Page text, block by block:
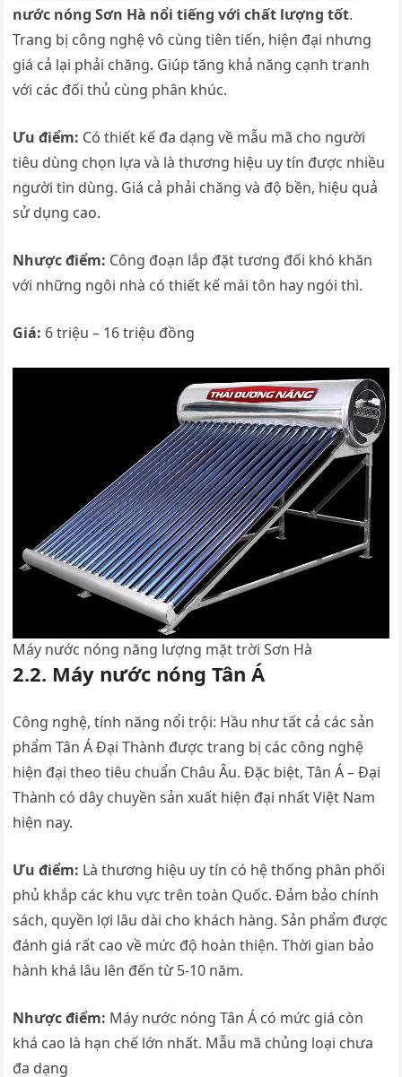
nước nóng Sơn Hà nổi tiếng với chất lượng tốt.
Trang bị công nghệ vô cùng tiên tiến, hiện đại nhưng
giá cả lại phải chăng. Giúp tăng khả năng cạnh tranh
với các đối thủ cùng phân khúc.
Ưu điểm: Có thiết kế đa dạng về mẫu mã cho người
tiêu dùng chọn lựa và là thương hiệu uy tín được nhiều
người tin dùng. Giá cả phải chăng và độ bền, hiệu quả
sử dụng cao.
Nhược điểm: Công đoạn lắp đặt tương đối khó khăn
với những ngôi nhà có thiết kế mái tôn hay ngói thì.
Giá: 6 triệu – 16 triệu đồng
Máy nước nóng năng lượng mặt trời Sơn Hà
2.2. Máy nước nóng Tân Á
Công nghệ, tính năng nổi trội: Hầu như tất cả các sản
phẩm Tân Á Đại Thành được trang bị các công nghệ
hiện đại theo tiêu chuẩn Châu Âu. Đặc biệt, Tân Á – Đại
Thành có dây chuyền sản xuất hiện đại nhất Việt Nam
hiện nay.
Ưu điểm: Là thương hiệu uy tín có hệ thống phân phối
phủ khắp các khu vực trên toàn Quốc. Đảm bảo chính
sách, quyền lợi lâu dài cho khách hàng. Sản phẩm được
đánh giá rất cao về mức độ hoàn thiện. Thời gian bảo
hành khá lâu lên đến từ 5-10 năm.
Nhược điểm: Máy nước nóng Tân Á có mức giá còn
khá cao là hạn chế lớn nhất. Mẫu mã chủng loại chưa
đa dạng